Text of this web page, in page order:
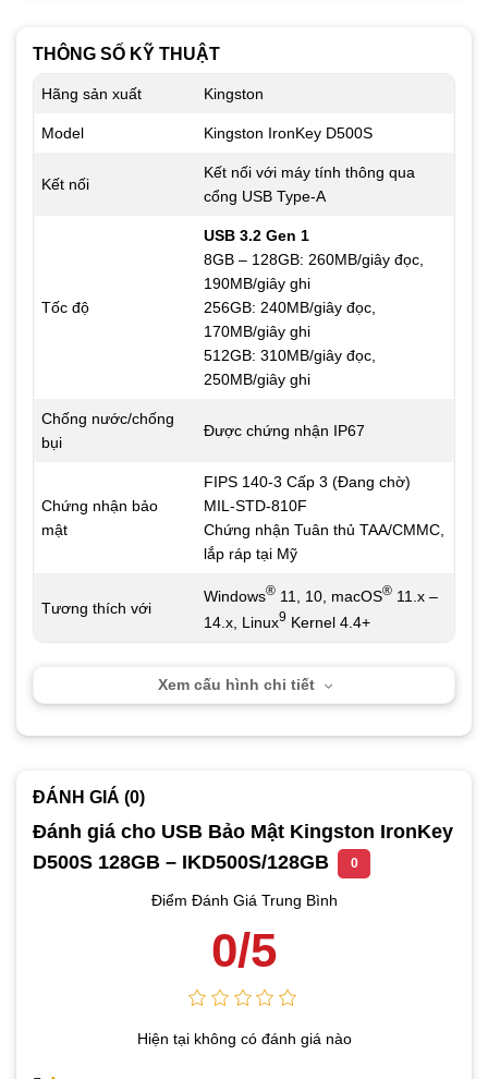
THÔNG SỐ KỸ THUẬT
Hãng sản xuất Kingston
Model Kingston IronKey D500S
Kết nối
Kết nối với máy tính thông qua
cổng USB Type-A
Tốc độ
USB 3.2 Gen 1
8GB – 128GB: 260MB/giây đọc,
190MB/giây ghi
256GB: 240MB/giây đọc,
170MB/giây ghi
512GB: 310MB/giây đọc,
250MB/giây ghi
Chống nước/chống
bụi
Được chứng nhận IP67
Chứng nhận bảo
mật
FIPS 140-3 Cấp 3 (Đang chờ)
MIL-STD-810F
Chứng nhận Tuân thủ TAA/CMMC,
lắp ráp tại Mỹ
Tương thích với
Windows®11, 10, macOS®11.x –
14.x, Linux9 Kernel 4.4+
Xem cấu hình chi tiết
ĐÁNH GIÁ (0)
Đánh giá cho USB Bảo Mật Kingston IronKey
D500S 128GB – IKD500S/128GB
0
Điểm Đánh Giá Trung Bình
0/5
Hiện tại không có đánh giá nào